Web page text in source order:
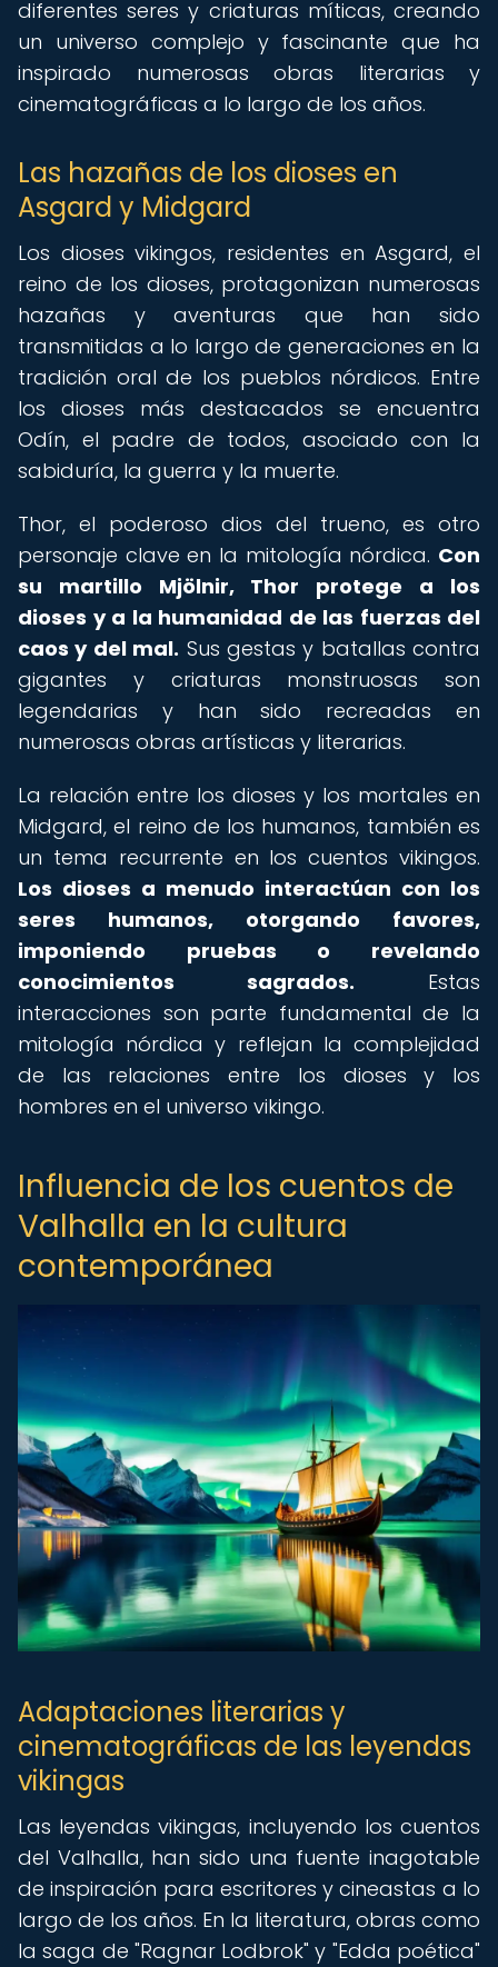
diferentes seres y criaturas míticas, creando
un universo complejo y fascinante que ha
inspirado numerosas obras literarias y
cinematográficas a lo largo de los años.
Las hazañas de los dioses en
Asgard y Midgard
Los dioses vikingos, residentes en Asgard, el
reino de los dioses, protagonizan numerosas
hazañas y aventuras que han sido
transmitidas a lo largo de generaciones en la
tradición oral de los pueblos nórdicos. Entre
los dioses más destacados se encuentra
Odín, el padre de todos, asociado con la
sabiduría, la guerra y la muerte.
Thor, el poderoso dios del trueno, es otro
personaje clave en la mitología nórdica. Con
su martillo Mjölnir, Thor protege a los
dioses y a la humanidad de las fuerzas del
caos y del mal. Sus gestas y batallas contra
gigantes y criaturas monstruosas son
legendarias y han sido recreadas en
numerosas obras artísticas y literarias.
La relación entre los dioses y los mortales en
Midgard, el reino de los humanos, también es
un tema recurrente en los cuentos vikingos.
Los dioses a menudo interactúan con los
seres humanos, otorgando favores,
imponiendo pruebas o revelando
conocimientos sagrados. Estas
interacciones son parte fundamental de la
mitología nórdica y reflejan la complejidad
de las relaciones entre los dioses y los
hombres en el universo vikingo.
Influencia de los cuentos de
Valhalla en la cultura
contemporánea
Adaptaciones literarias y
cinematográficas de las leyendas
vikingas
Las leyendas vikingas, incluyendo los cuentos
del Valhalla, han sido una fuente inagotable
de inspiración para escritores y cineastas a lo
largo de los años. En la literatura, obras como
la saga de "Ragnar Lodbrok" y "Edda poética"